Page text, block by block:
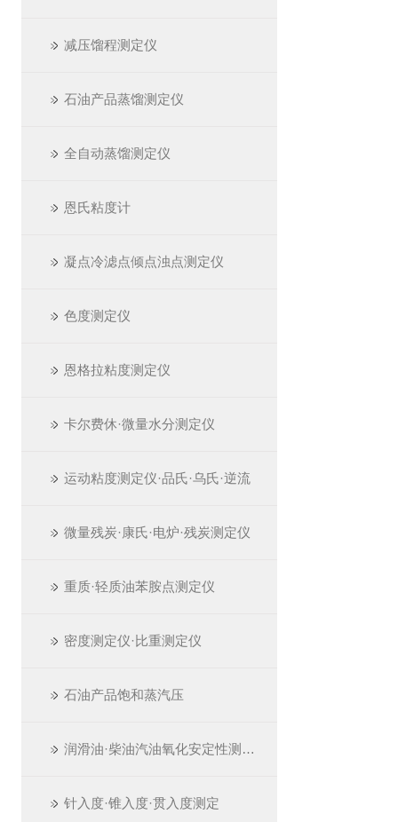
减压馏程测定仪
石油产品蒸馏测定仪
全自动蒸馏测定仪
恩氏粘度计
凝点冷滤点倾点浊点测定仪
色度测定仪
恩格拉粘度测定仪
卡尔费休·微量水分测定仪
运动粘度测定仪·品氏·乌氏·逆流
微量残炭·康氏·电炉·残炭测定仪
重质·轻质油苯胺点测定仪
密度测定仪·比重测定仪
石油产品饱和蒸汽压
润滑油·柴油汽油氧化安定性测定仪
针入度·锥入度·贯入度测定